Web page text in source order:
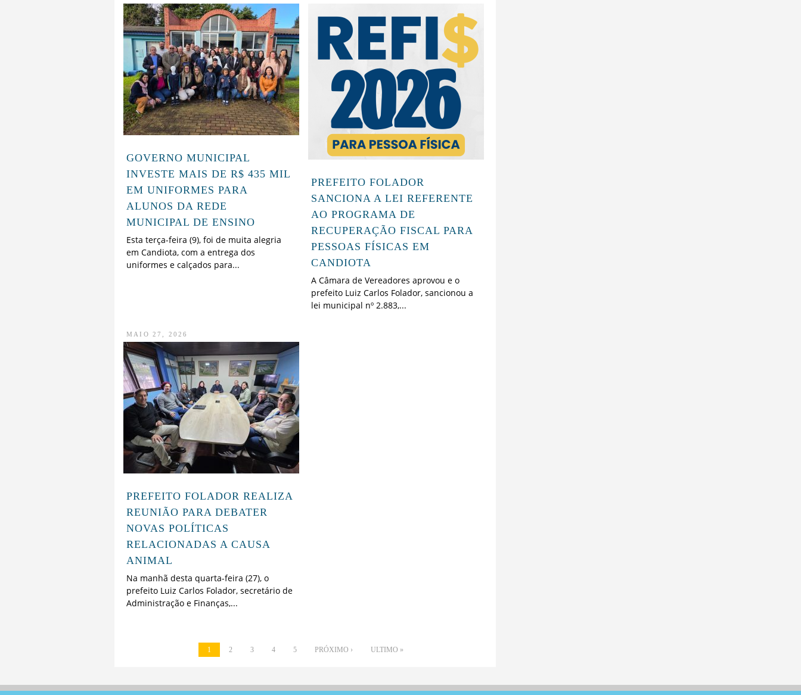
GOVERNO MUNICIPAL
INVESTE MAIS DE R$ 435 MIL
EM UNIFORMES PARA
ALUNOS DA REDE
MUNICIPAL DE ENSINO
Esta terça-feira (9), foi de muita alegria
em Candiota, com a entrega dos
uniformes e calçados para...
PREFEITO FOLADOR
SANCIONA A LEI REFERENTE
AO PROGRAMA DE
RECUPERAÇÃO FISCAL PARA
PESSOAS FÍSICAS EM
CANDIOTA
A Câmara de Vereadores aprovou e o
prefeito Luiz Carlos Folador, sancionou a
lei municipal nº 2.883,...
MAIO 27, 2026
PREFEITO FOLADOR REALIZA
REUNIÃO PARA DEBATER
NOVAS POLÍTICAS
RELACIONADAS A CAUSA
ANIMAL
Na manhã desta quarta-feira (27), o
prefeito Luiz Carlos Folador, secretário de
Administração e Finanças,...
1 2 3 4 5 PRÓXIMO › ULTIMO »